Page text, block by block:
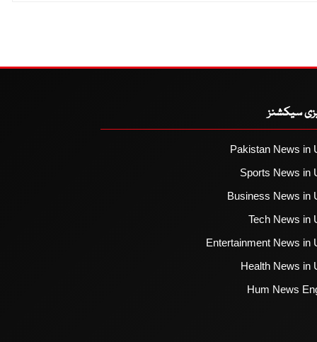
سیکشنز
Pakistan News in
Sports News in
Business News in
Tech News in
Entertainment News in
Health News in
Hum News